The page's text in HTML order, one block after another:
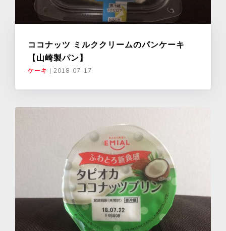
ココナッツ ミルククリームのパンケーキ
【山崎製パン】
ケーキ | 2018-07-17